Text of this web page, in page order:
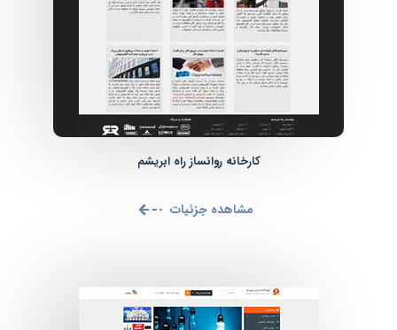
کارخانه روانساز راه ابریشم
مشاهده جزئیات